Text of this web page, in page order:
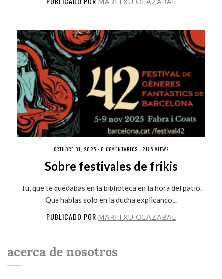
OCTUBRE 31, 2025 · 0 COMENTARIOS · 2175 VIEWS
Sobre festivales de frikis
Tú, que te quedabas en la biblioteca en la hora del patio.
Que hablas solo en la ducha explicando...
PUBLICADO POR MARITXU OLAZABAL
acerca de nosotros